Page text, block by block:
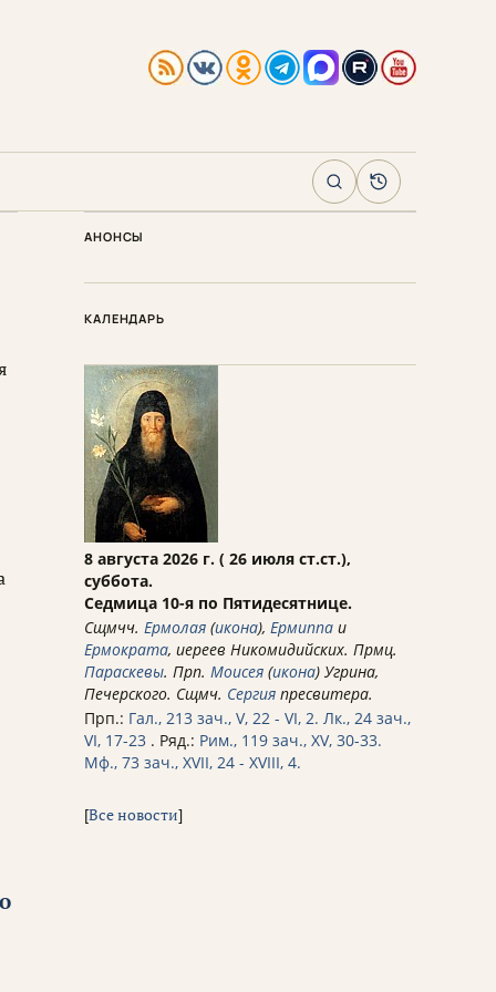
ПоискАрхив
АНОНСЫ
КАЛЕНДАРЬ
8 августа 2026 г. ( 26 июля ст.ст.),
суббота.
Седмица 10-я по Пятидесятнице.
Сщмчч. Ермолая (икона), Ермиппа и
Ермократа, иереев Никомидийских. Прмц.
Параскевы. Прп. Моисея (икона) Угрина,
Печерского. Сщмч. Сергия пресвитера.
Прп.: Гал., 213 зач., V, 22 - VI, 2. Лк., 24 зач.,
VI, 17-23 . Ряд.: Рим., 119 зач., XV, 30-33.
Мф., 73 зач., XVII, 24 - XVIII, 4.
[Все новости]